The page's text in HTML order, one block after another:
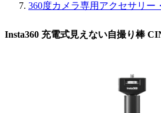
360度カメラ専用アクセサリー
Insta360 充電式見えない自撮り棒